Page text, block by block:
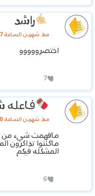
راشد
منذ شهرين الساعة 11:37
اختصرووووو
7
فاعله
منذ شهرين الساعة 17:20
مافهمت شيء من
ماكنتوا تذاكرون
المشكله فيكم
6